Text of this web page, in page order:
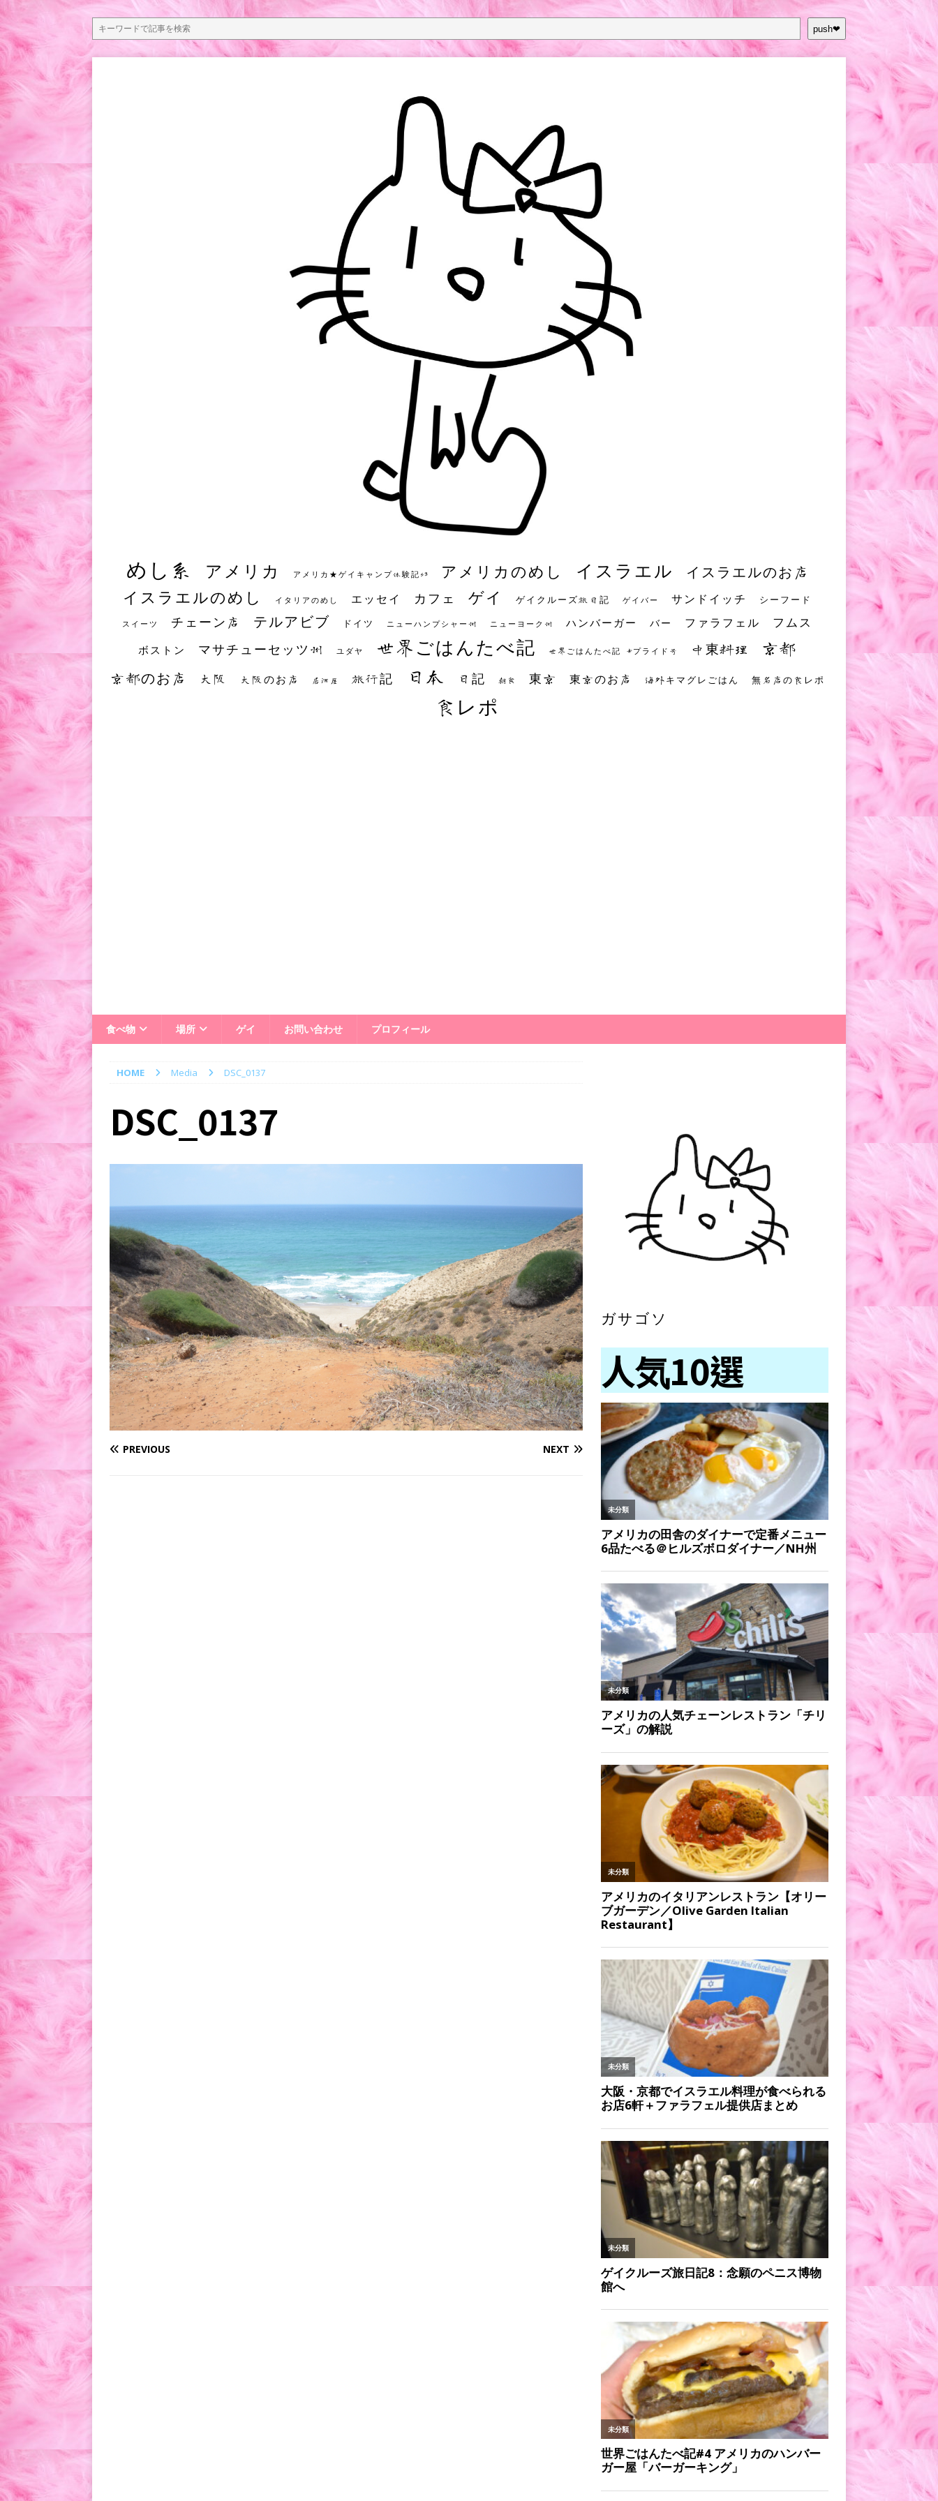
push❤︎
めし系 アメリカ アメリカ★ゲイキャンプ体験記S3 アメリカのめし イスラエル イスラエルのお店
イスラエルのめし イタリアのめし エッセイ カフェ ゲイ ゲイクルーズ旅日記 ゲイバー サンドイッチ シーフード
スイーツ チェーン店 テルアビブ ドイツ ニューハンプシャー州 ニューヨーク州 ハンバーガー バー ファラフェル フムス
ボストン マサチューセッツ州 ユダヤ 世界ごはんたべ記 世界ごはんたべ記 #プライド号 中東料理 京都
京都のお店 大阪 大阪のお店 居酒屋 旅行記 日本 日記 朝食 東京 東京のお店 海外キマグレごはん 無名店の食レポ
食レポ
食べ物 場所 ゲイ お問い合わせ プロフィール
HOME Media DSC_0137
DSC_0137
PREVIOUS NEXT
ガサゴソ
人気10選